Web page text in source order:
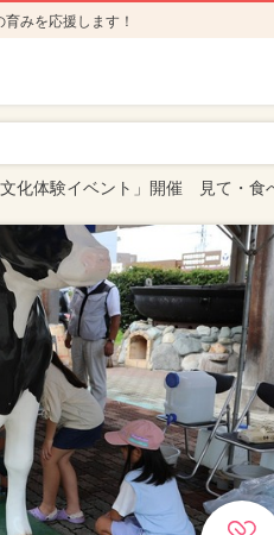
みを応援します！
化体験イベント」開催 見て・食